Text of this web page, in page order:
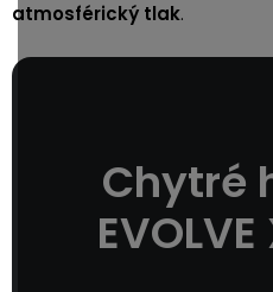
atmosférický tlak.
Chytré